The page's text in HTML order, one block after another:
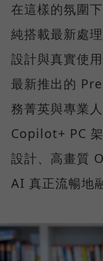
在這樣的氛圍
純搭載最新處
設計與真實使
最新推出的
務菁英與專業
Copilot+ PC
設計、高畫質
AI 真正流暢地